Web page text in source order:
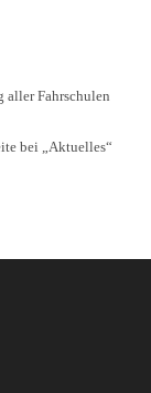
aller Fahrschulen
bei „Aktuelles“